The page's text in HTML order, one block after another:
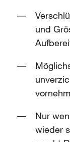
und
Nur
wieder